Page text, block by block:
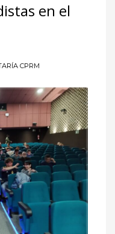
en el
CPRM